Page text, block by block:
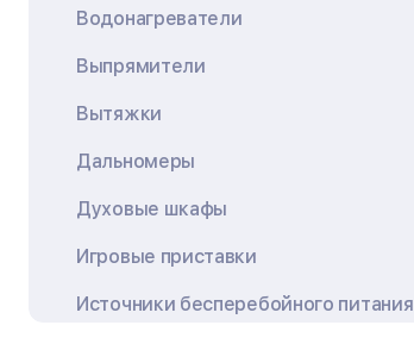
Водонагреватели
Выпрямители
Вытяжки
Дальномеры
Духовые шкафы
Игровые приставки
Источники бесперебойного питания